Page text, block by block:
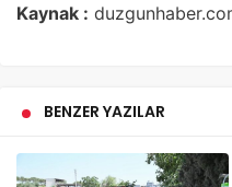
Kaynak :
BENZER YAZILAR